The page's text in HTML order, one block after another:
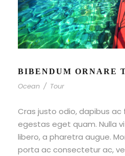
BIBENDUM ORNARE
Ocean / Tour
Cras justo odio, dapibus ac
egestas eget quam. Nulla
libero, a pharetra augue.
porta ac consectetur ac,